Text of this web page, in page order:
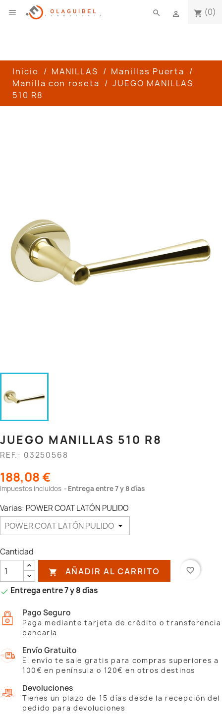
 shopping_cart (0)

search
Inicio MANILLAS
Manillas Puerta
Manilla con roseta
JUEGO MANILLAS
510 R8
JUEGO MANILLAS 510 R8
REF.: 03250568
188,08 €
Impuestos incluidos Entrega entre 7 y 8 días
Varias: POWER COAT LATÓN PULIDO
Cantidad
 AÑADIR AL CARRITO favorite_border
 Entrega entre 7 y 8 días
Pago Seguro
Paga mediante tarjeta de crédito o transferencia
bancaria
Envío Gratuito
El envío te sale gratis para compras superiores a
100€ en península o 120€ en otros destinos
Devoluciones
Tienes un plazo de 15 días desde la recepción del
pedido para devoluciones